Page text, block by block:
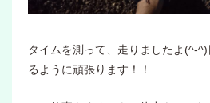
タイムを測って、走りましたよ(^-
るように頑張ります！！